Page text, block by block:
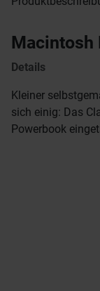
Macintosh
Details
Kleiner
sich einig: Das
Powerbook